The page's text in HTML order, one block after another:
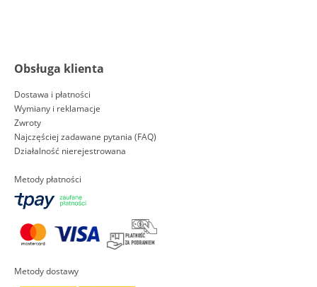
Obsługa klienta
Dostawa i płatności
Wymiany i reklamacje
Zwroty
Najczęściej zadawane pytania (FAQ)
Działalność nierejestrowana
Metody płatności
Metody dostawy